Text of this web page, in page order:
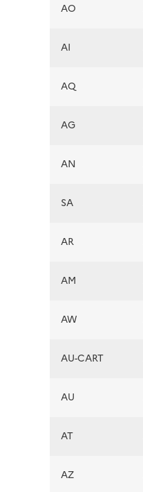
AO
AI
AQ
AG
AN
SA
AR
AM
AW
AU-CART
AU
AT
AZ